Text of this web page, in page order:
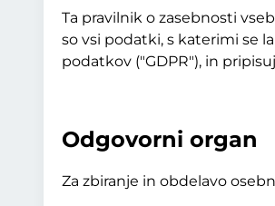
Ta pravilnik o zasebnosti
so vsi podatki, s katerimi se
podatkov ("GDPR"), in
Odgovorni organ
Za zbiranje in obdelavo